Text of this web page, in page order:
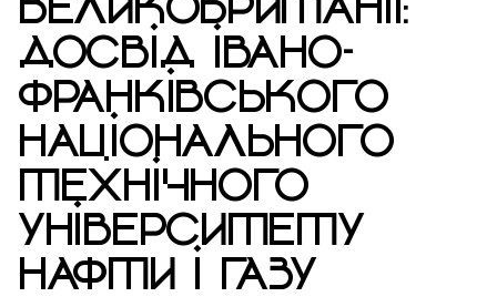
ДОСВІД ІВАНО-
ФРАНКІВСЬКОГО
НАЦІОНАЛЬНОГО
ТЕХНІЧНОГО
УНІВЕРСИТЕТУ
НАФТИ І ГАЗУ